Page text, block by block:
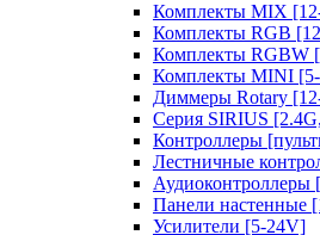
Комплекты MIX
Комплекты RGB
Комплекты RGBW
Комплекты MINI
Диммеры Rotary
Серия SIRIUS
Контроллеры
Лестничные
Аудиоконтроллеры
Панели настенные
Усилители [5-24V]